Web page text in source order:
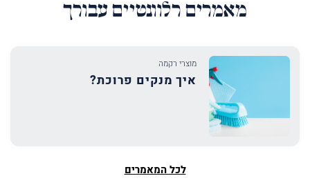
מאמרים רלוונטיים עבורך
מוצרי רקמה
איך מנקים פרוכת?
לכל המאמרים